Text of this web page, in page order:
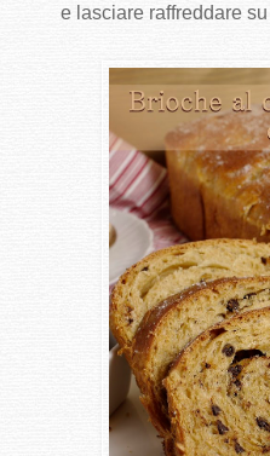
e lasciare raffreddare